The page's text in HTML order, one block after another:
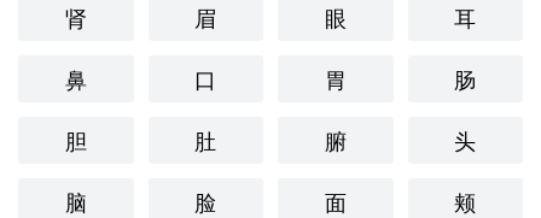
肾
眉 眼
耳
鼻
口 胃
肠
胆
肚 腑
头
脑
脸 面
颊